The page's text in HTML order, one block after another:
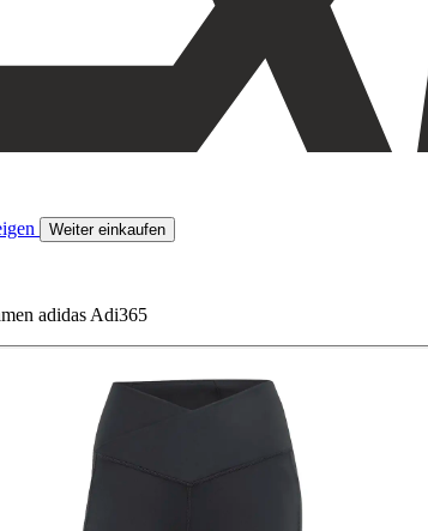
Weiter einkaufen
adidas Adi365